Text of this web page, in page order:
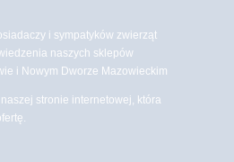
i sympatyków zwierząt
naszych sklepów
i Nowym Dworze Mazowieckim
stronie internetowej, która